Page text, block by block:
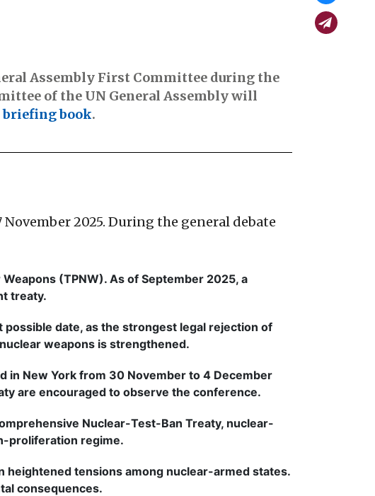
Assembly First Committee during the
of the UN General Assembly will
book.
2025. During the general debate
(TPNW). As of September 2025, a
treaty.
date, as the strongest legal rejection of
weapons is strengthened.
in New York from 30 November to 4 December
are encouraged to observe the conference.
Nuclear-Test-Ban Treaty, nuclear-
proliferation regime.
heightened tensions among nuclear-armed states.
consequences.